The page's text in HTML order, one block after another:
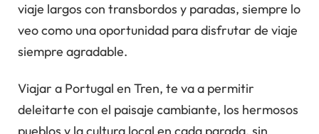
viaje largos con transbordos y paradas, siempre lo
veo como una oportunidad para disfrutar de viaje
siempre agradable.
Viajar a Portugal en Tren, te va a permitir
deleitarte con el paisaje cambiante, los hermosos
pueblos y la cultura local en cada parada, sin